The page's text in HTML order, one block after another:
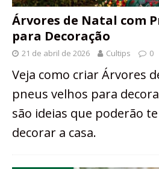
Árvores de Natal com
para Decoração
21 de abril de 2026 Cultips 0
Veja como criar Árvores
pneus velhos para
são ideias que poderão
decorar a casa.